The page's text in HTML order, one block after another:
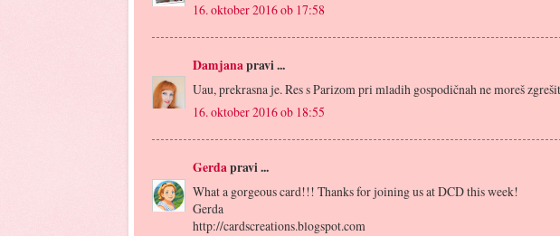
16. oktober 2016 ob 17:58
Damjanapravi ...
Uau, prekrasna je. Res s Parizom pri mladih gospodičnah ne moreš
16. oktober 2016 ob 18:55
Gerdapravi ...
What a gorgeous card!!! Thanks for joining us at DCD this week!
Gerda
http://cardscreations.blogspot.com